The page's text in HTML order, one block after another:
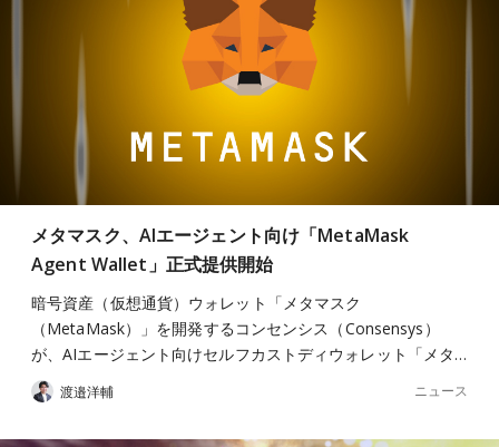
メタマスク、AIエージェント向け「MetaMask
Agent Wallet」正式提供開始
暗号資産（仮想通貨）ウォレット「メタマスク
（MetaMask）」を開発するコンセンシス（Consensys）
が、AIエージェント向けセルフカストディウォレット「メタ…
渡邉洋輔 ニュース